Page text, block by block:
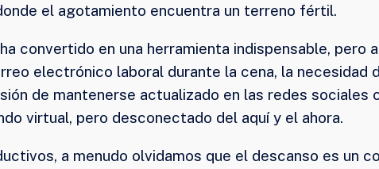
el agotamiento encuentra un terreno fértil.
convertido en una herramienta indispensable, pero
electrónico laboral durante la cena, la necesidad
de mantenerse actualizado en las redes
virtual, pero desconectado del aquí y el ahora.
a menudo olvidamos que el descanso es un